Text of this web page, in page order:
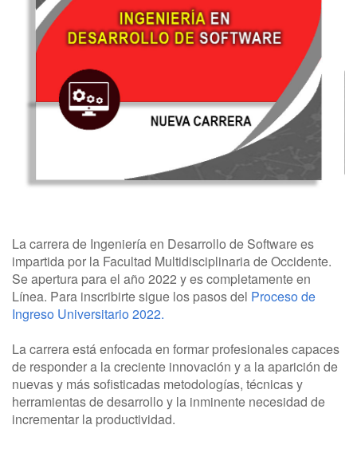
La carrera de Ingeniería en Desarrollo de Software es
impartida por la Facultad Multidisciplinaria de Occidente.
Se apertura para el año 2022 y es completamente en
Línea. Para inscribirte sigue los pasos del Proceso de
Ingreso Universitario 2022.
La carrera está enfocada en formar profesionales capaces
de responder a la creciente innovación y a la aparición de
nuevas y más sofisticadas metodologías, técnicas y
herramientas de desarrollo y la inminente necesidad de
incrementar la productividad.